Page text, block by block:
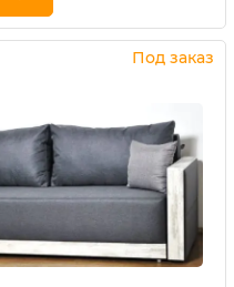
Под заказ